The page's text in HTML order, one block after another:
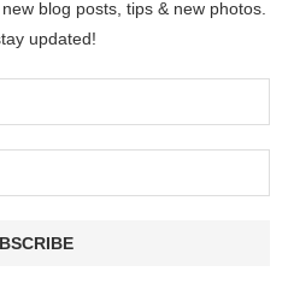
blog posts, tips & new photos.
updated!